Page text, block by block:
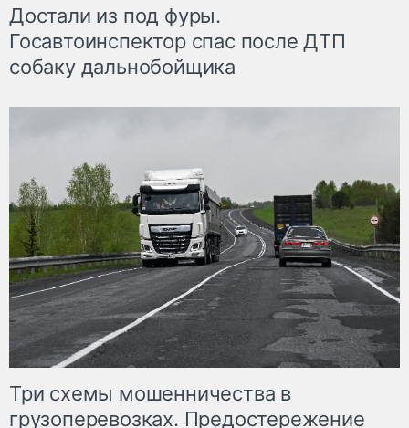
Достали из под фуры.
Госавтоинспектор спас после ДТП
собаку дальнобойщика
Три схемы мошенничества в
грузоперевозках. Предостережение